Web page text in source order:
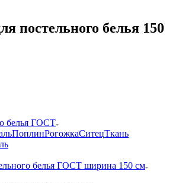
постельного белья 150
белья ГОСТ
ПоплинРогожкаСитецТкань
белья ГОСТ ширина 150 см